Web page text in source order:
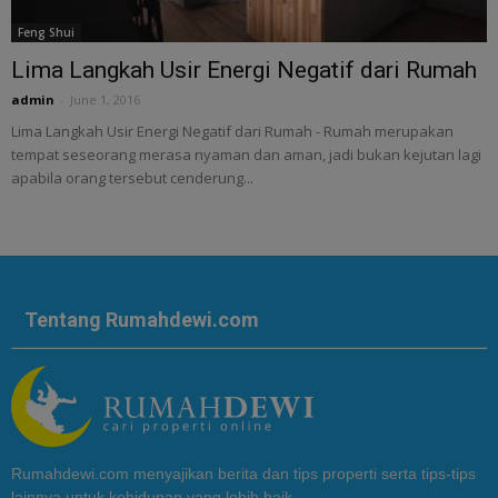
Feng Shui
Lima Langkah Usir Energi Negatif dari Rumah
admin June 1, 2016
Lima Langkah Usir Energi Negatif dari Rumah - Rumah merupakan
tempat seseorang merasa nyaman dan aman, jadi bukan kejutan lagi
apabila orang tersebut cenderung...
Tentang Rumahdewi.com
Rumahdewi.com menyajikan berita dan tips properti serta tips-tips